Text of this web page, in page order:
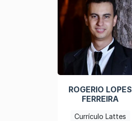
ROGERIO LOPES
FERREIRA
Currículo Lattes